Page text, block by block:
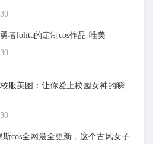
者lolita的定制cos作品-唯美
服美图：让你爱上校园女神的瞬
斯cos全网最全更新，这个古风女子